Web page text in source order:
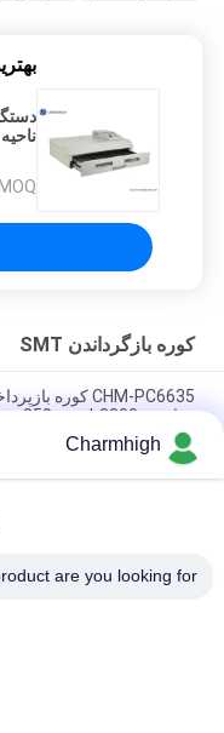
MOQ：
کوره بازگرداندن SMT
دمایی و 2200 * 350mm منطقه گرمایش برای سولدر SMT
جوش دادن هوای گرم
Charmhigh
are you looking for?